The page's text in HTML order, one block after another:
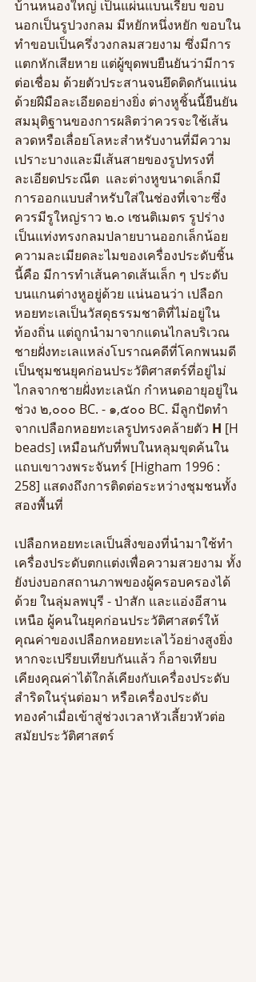
บ้านหนองใหญ่ เป็นแผ่นแบนเรียบ ขอบ
นอกเป็นรูปวงกลม มีหยักหนึ่งหยัก ขอบใน
ทำขอบเป็นครึ่งวงกลมสวยงาม ซึ่งมีการ
แตกหักเสียหาย แต่ผู้ขุดพบยืนยันว่ามีการ
ต่อเชื่อม ด้วยตัวประสานจนยึดติดกันแน่น
ด้วยฝีมือละเอียดอย่างยิ่ง ต่างหูชิ้นนี้ยืนยัน
สมมุติฐานของการผลิตว่าควรจะใช้เส้น
ลวดหรือเลื่อยโลหะสำหรับงานที่มีความ
เปราะบางและมีเส้นสายของรูปทรงที่
ละเอียดประณีต  และต่างหูขนาดเล็กมี
การออกแบบสำหรับใส่ในช่องที่เจาะซึ่ง
ควรมีรูใหญ่ราว ๒.๐ เซนติเมตร รูปร่าง
เป็นแท่งทรงกลมปลายบานออกเล็กน้อย
ความละเมียดละไมของเครื่องประดับชิ้น
นี้คือ มีการทำเส้นคาดเส้นเล็ก ๆ ประดับ
บนแกนต่างหูอยู่ด้วย แน่นอนว่า เปลือก
หอยทะเลเป็นวัสดุธรรมชาติที่ไม่อยู่ใน
ท้องถิ่น แต่ถูกนำมาจากแดนไกลบริเวณ
ชายฝั่งทะเลแหล่งโบราณคดีที่โคกพนมดี
เป็นชุมชนยุคก่อนประวัติศาสตร์ที่อยู่ไม่
ไกลจากชายฝั่งทะเลนัก กำหนดอายุอยู่ใน
ช่วง ๒,๐๐๐ BC. - ๑,๕๐๐ BC. มีลูกปัดทำ
จากเปลือกหอยทะเลรูปทรงคล้ายตัว H [H
beads] เหมือนกับที่พบในหลุมขุดค้นใน
แถบเขาวงพระจันทร์ [Higham 1996 :
258] แสดงถึงการติดต่อระหว่างชุมชนทั้ง
สองพื้นที่
เปลือกหอยทะเลเป็นสิ่งของที่นำมาใช้ทำ
เครื่องประดับตกแต่งเพื่อความสวยงาม ทั้ง
ยังบ่งบอกสถานภาพของผู้ครอบครองได้
ด้วย ในลุ่มลพบุรี - ป่าสัก และแอ่งอีสาน
เหนือ ผู้คนในยุคก่อนประวัติศาสตร์ให้
คุณค่าของเปลือกหอยทะเลไว้อย่างสูงยิ่ง
หากจะเปรียบเทียบกันแล้ว ก็อาจเทียบ
เคียงคุณค่าได้ใกล้เคียงกับเครื่องประดับ
สำริดในรุ่นต่อมา หรือเครื่องประดับ
ทองคำเมื่อเข้าสู่ช่วงเวลาหัวเลี้ยวหัวต่อ
สมัยประวัติศาสตร์